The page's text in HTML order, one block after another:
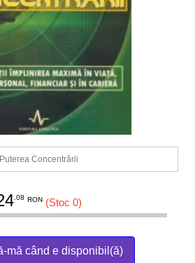
Puterea Concentrării
.08 RON (Stoc 0)
mă când e disponibil(ă)